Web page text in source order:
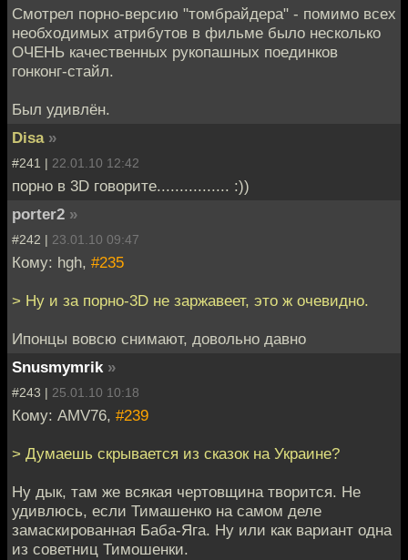
Смотрел порно-версию "томбрайдера" - помимо всех
необходимых атрибутов в фильме было несколько
ОЧЕНЬ качественных рукопашных поединков
гонконг-стайл.
Был удивлён.
Disa »
#241 | 22.01.10 12:42
порно в 3D говорите................ :))
porter2 »
#242 | 23.01.10 09:47
Кому: hgh, #235
> Ну и за порно-3D не заржавеет, это ж очевидно.
Ипонцы вовсю снимают, довольно давно
Snusmymrik »
#243 | 25.01.10 10:18
Кому: AMV76, #239
> Думаешь скрывается из сказок на Украине?
Ну дык, там же всякая чертовщина творится. Не
удивлюсь, если Тимашенко на самом деле
замаскированная Баба-Яга. Ну или как вариант одна
из советниц Тимошенки.